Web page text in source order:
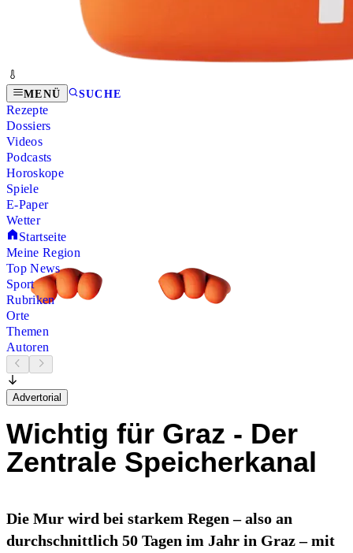
MENÜ SUCHE
Rezepte
Dossiers
Videos
Podcasts
Horoskope
Spiele
E-Paper
Wetter
Startseite
Meine Region
Top News
Sport
Rubriken
Orte
Themen
Autoren
Advertorial
Wichtig für Graz - Der
Zentrale Speicherkanal
Die Mur wird bei starkem Regen – also an
durchschnittlich 50 Tagen im Jahr in Graz – mit